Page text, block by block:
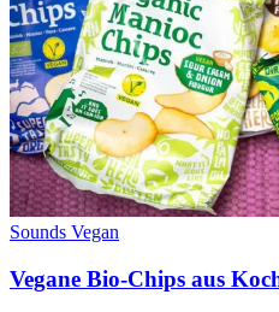
Sounds Vegan
Vegane Bio-Chips aus